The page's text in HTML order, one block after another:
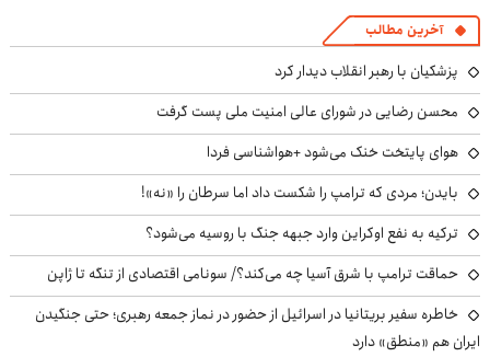
آخرین مطالب
پزشکیان با رهبر انقلاب دیدار کرد
محسن رضایی در شورای عالی امنیت ملی پست گرفت
هوای پایتخت خنک می‌شود +هواشناسی فردا
بایدن؛ مردی که ترامپ را شکست داد اما سرطان را «نه»!
ترکیه به نفع اوکراین وارد جبهه جنگ با روسیه می‌شود؟
حماقت ترامپ با شرق آسیا چه می‌کند؟/ سونامی اقتصادی از تنگه تا ژاپن
خاطره سفیر بریتانیا در اسرائیل از حضور در نماز جمعه رهبری؛ حتی جنگیدن
ایران هم «منطق» دارد